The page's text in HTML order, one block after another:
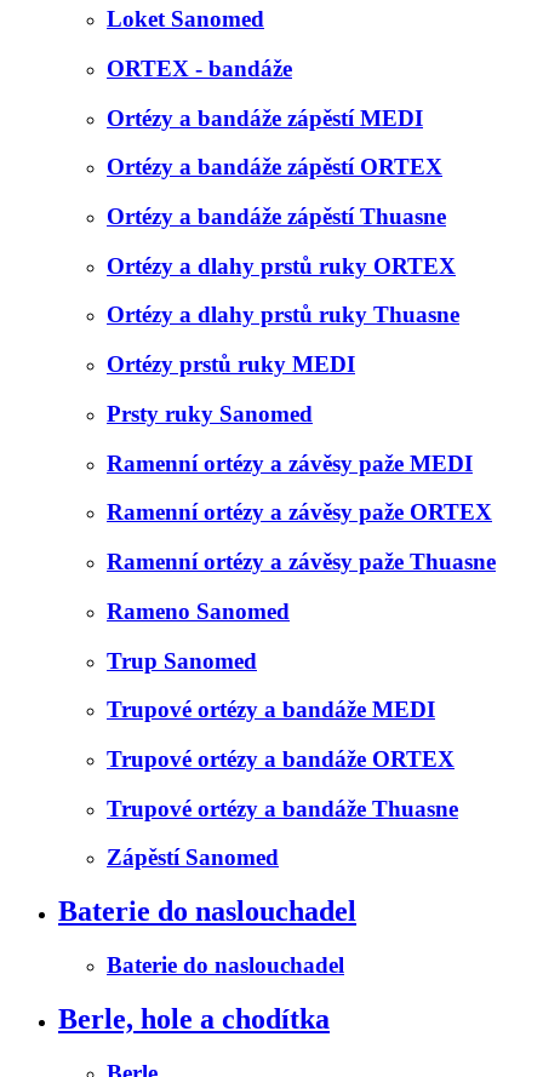
Loket Sanomed
ORTEX - bandáže
Ortézy a bandáže zápěstí MEDI
Ortézy a bandáže zápěstí ORTEX
Ortézy a bandáže zápěstí Thuasne
Ortézy a dlahy prstů ruky ORTEX
Ortézy a dlahy prstů ruky Thuasne
Ortézy prstů ruky MEDI
Prsty ruky Sanomed
Ramenní ortézy a závěsy paže MEDI
Ramenní ortézy a závěsy paže ORTEX
Ramenní ortézy a závěsy paže Thuasne
Rameno Sanomed
Trup Sanomed
Trupové ortézy a bandáže MEDI
Trupové ortézy a bandáže ORTEX
Trupové ortézy a bandáže Thuasne
Zápěstí Sanomed
Baterie do naslouchadel
Baterie do naslouchadel
Berle, hole a chodítka